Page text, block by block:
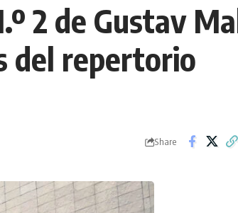
2 de Gustav
del repertorio
Share